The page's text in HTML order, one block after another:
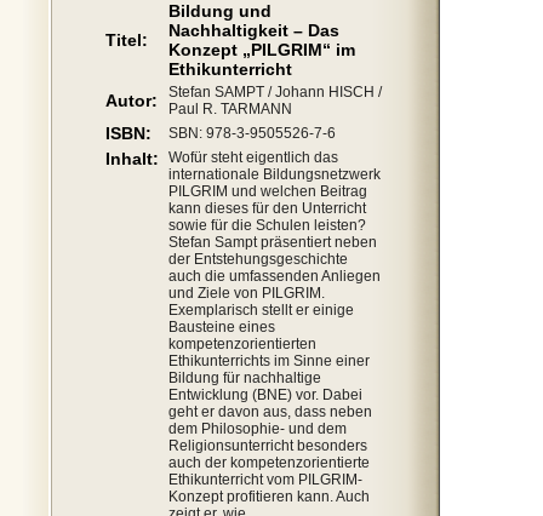
Titel:
Bildung und
Nachhaltigkeit – Das
Konzept „PILGRIM“ im
Ethikunterricht
Autor:
Stefan SAMPT / Johann HISCH /
Paul R. TARMANN
ISBN: SBN: 978-3-9505526-7-6
Inhalt:
Wofür steht eigentlich das
internationale Bildungsnetzwerk
PILGRIM und welchen Beitrag
kann dieses für den Unterricht
sowie für die Schulen leisten?
Stefan Sampt präsentiert neben
der Entstehungsgeschichte
auch die umfassenden Anliegen
und Ziele von PILGRIM.
Exemplarisch stellt er einige
Bausteine eines
kompetenzorientierten
Ethikunterrichts im Sinne einer
Bildung für nachhaltige
Entwicklung (BNE) vor. Dabei
geht er davon aus, dass neben
dem Philosophie- und dem
Religionsunterricht besonders
auch der kompetenzorientierte
Ethikunterricht vom PILGRIM-
Konzept profitieren kann. Auch